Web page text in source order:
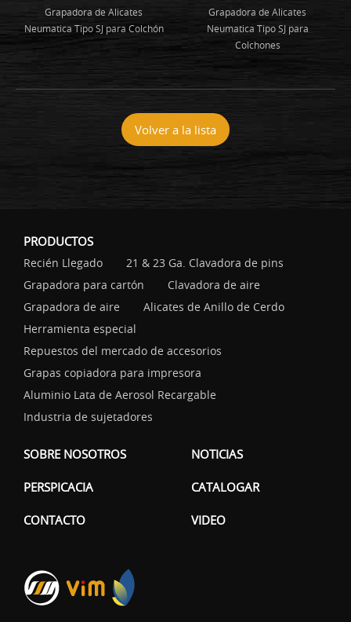
Grapadora de Alicates
Neumatica Tipo SJ para Colchón
Grapadora de Alicates
Neumatica Tipo SJ para
Colchones
Volver a la lista
PRODUCTOS
Recién Llegado
21 & 23 Ga. Clavadora de pins
Grapadora para cartón
Clavadora de aire
Grapadora de aire
Alicates de Anillo de Cerdo
Herramienta especial
Repuestos del mercado de accesorios
Grapas copiadora para impresora
Aluminio Lata de Aerosol Recargable
Industria de sujetadores
SOBRE NOSOTROS NOTICIAS
PERSPICACIA CATALOGAR
CONTACTO VIDEO